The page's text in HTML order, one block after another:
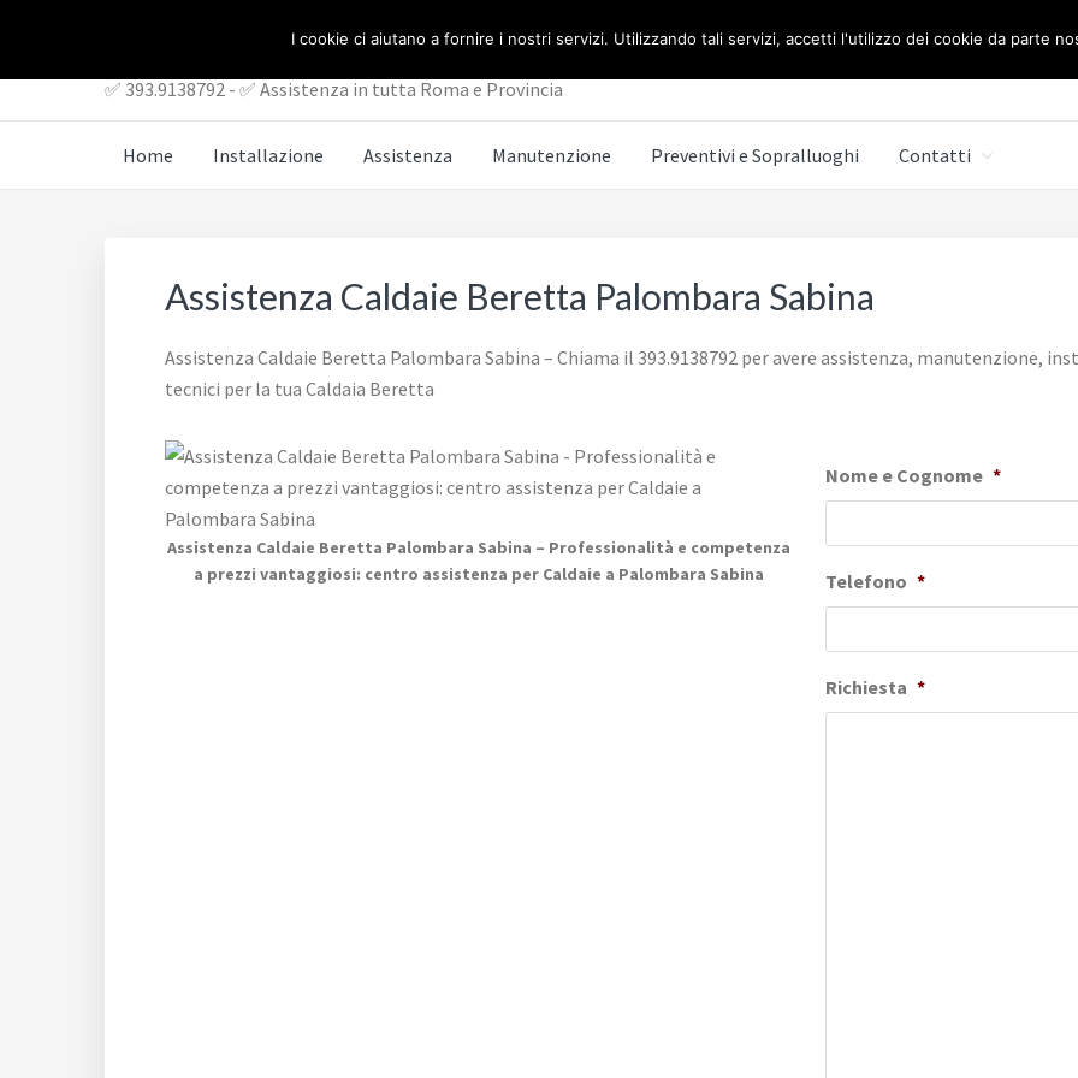
contenuto
piè
ASSISTENZA CALDAIE BERETTA ROMA
✅ 393.9138792 - ✅ Assistenza in tutta Roma e Provincia
Home Installazione Assistenza Manutenzione Preventivi e Sopralluoghi Contatti
Assistenza Caldaie Beretta Palombara Sabina
Assistenza Caldaie Beretta Palombara Sabina – Chiama il 393.9138792 per avere assistenza, manutenzione,
tecnici per la tua Caldaia Beretta
Assistenza Caldaie Beretta Palombara Sabina – Professionalità e competenza
a prezzi vantaggiosi: centro assistenza per Caldaie a Palombara Sabina
Nome e Cognome *
Telefono *
Richiesta *
I cookie ci aiutano a fornire i nostri servizi. Utilizzando tali servizi, accetti l'utilizzo dei cookie da parte